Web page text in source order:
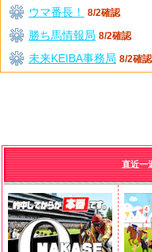
ウマ番長！ 8/2確認
勝ち馬情報局 8/2確認
未来KEIBA事務局 8/2確認
直近一